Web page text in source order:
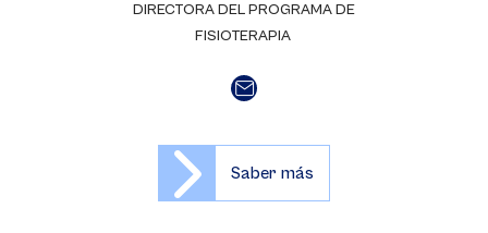
DIRECTORA DEL PROGRAMA DE
FISIOTERAPIA
Saber más